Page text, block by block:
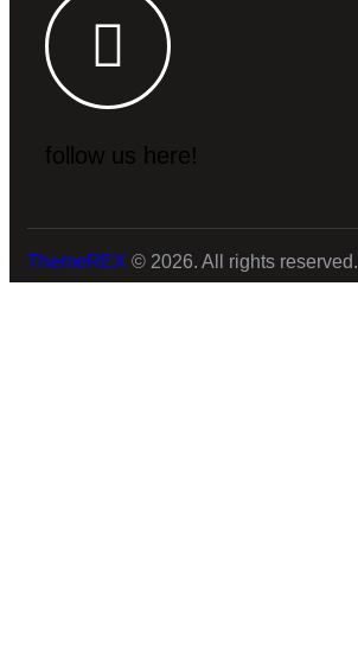
follow us here!
ThemeREX © 2026. All rights reserved.